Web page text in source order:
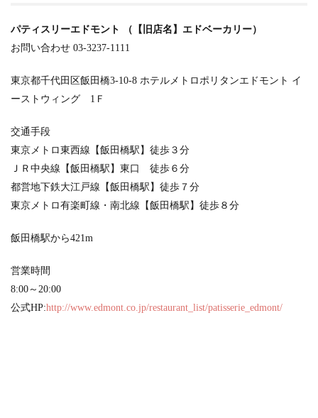
パティスリーエドモント （【旧店名】エドベーカリー）
お問い合わせ 03-3237-1111
東京都千代田区飯田橋3-10-8 ホテルメトロポリタンエドモント イ
ーストウィング 1Ｆ
交通手段
東京メトロ東西線【飯田橋駅】徒歩３分
ＪＲ中央線【飯田橋駅】東口 徒歩６分
都営地下鉄大江戸線【飯田橋駅】徒歩７分
東京メトロ有楽町線・南北線【飯田橋駅】徒歩８分
飯田橋駅から421m
営業時間
8:00～20:00
公式HP:http://www.edmont.co.jp/restaurant_list/patisserie_edmont/